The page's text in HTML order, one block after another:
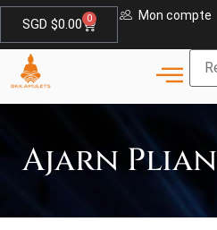
SGD $0.00 0 Mon compte
Ajarn Plian